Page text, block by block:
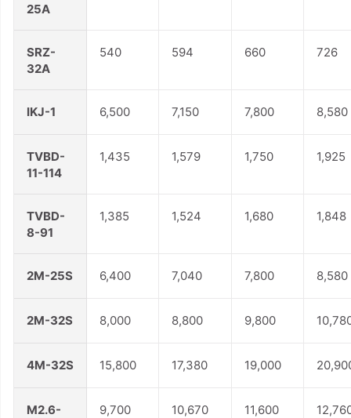
25A
SRZ-
32A
540 594 660 726
IKJ-1 6,500 7,150 7,800 8,580
TVBD-
11-114
1,435 1,579 1,750 1,925
TVBD-
8-91
1,385 1,524 1,680 1,848
2M-25S 6,400 7,040 7,800 8,580
2M-32S 8,000 8,800 9,800
4M-32S 15,800 17,380 19,000
M2.6-
9,700 10,670 11,600